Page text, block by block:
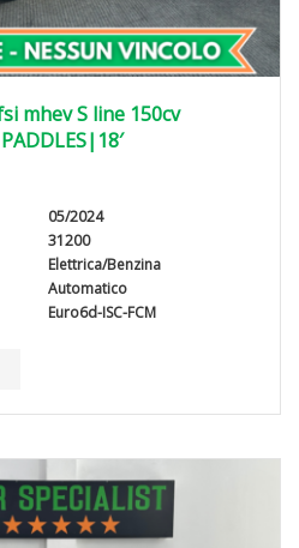
mhev S line 150cv
05/2024
31200
Elettrica/Benzina
Automatico
Euro6d-ISC-FCM